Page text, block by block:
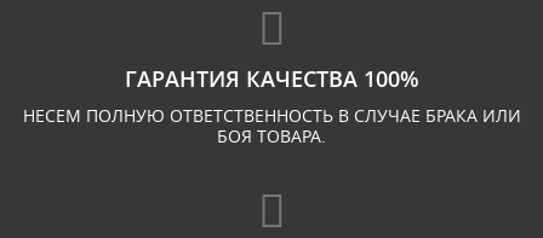
ГАРАНТИЯ КАЧЕСТВА 100%
НЕСЕМ ПОЛНУЮ ОТВЕТСТВЕННОСТЬ В СЛУЧАЕ БРАКА ИЛИ
БОЯ ТОВАРА.